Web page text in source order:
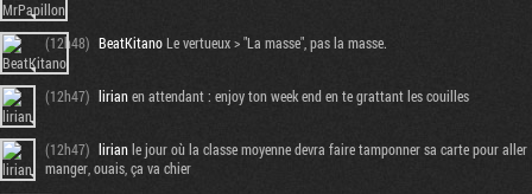
(12h48) BeatKitano Le vertueux > "La masse", pas la masse.
(12h47) lirianen attendant : enjoy ton week end en te grattant les couilles
(12h47) lirianle jour où la classe moyenne devra faire tamponner sa carte pour aller
manger, ouais, ça va chier